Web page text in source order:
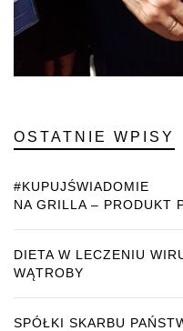
OSTATNIE WPISY
#KUPUJŚWIADOMIE
NA GRILLA – PRODUKT
DIETA W LECZENIU
WĄTROBY
SPÓŁKI SKARBU